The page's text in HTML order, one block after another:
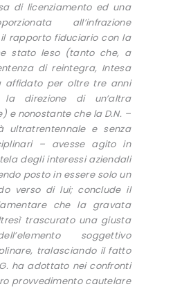
di licenziamento ed una
all’infrazione
rapporto fiduciario con la
stato leso (tanto che, a
di reintegra, Intesa
affidato per oltre tre anni
direzione di un’altra
e nonostante che la D.N. –
ultratrentennale e senza
– avesse agito in
degli interessi aziendali
posto in essere solo un
verso di lui; conclude il
che la gravata
trascurato una giusta
soggettivo
tralasciando il fatto
ha adottato nei confronti
provvedimento cautelare